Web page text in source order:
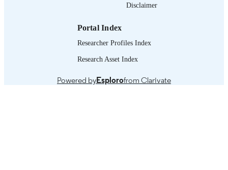
995691972902676
Disclaimer
Portal Index
Researcher Profiles Index
Research Asset Index
Powered byEsplorofrom Clarivate